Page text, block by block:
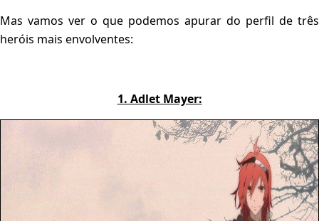
Mas vamos ver o que podemos apurar do perfil de três
heróis mais envolventes:
1. Adlet Mayer: